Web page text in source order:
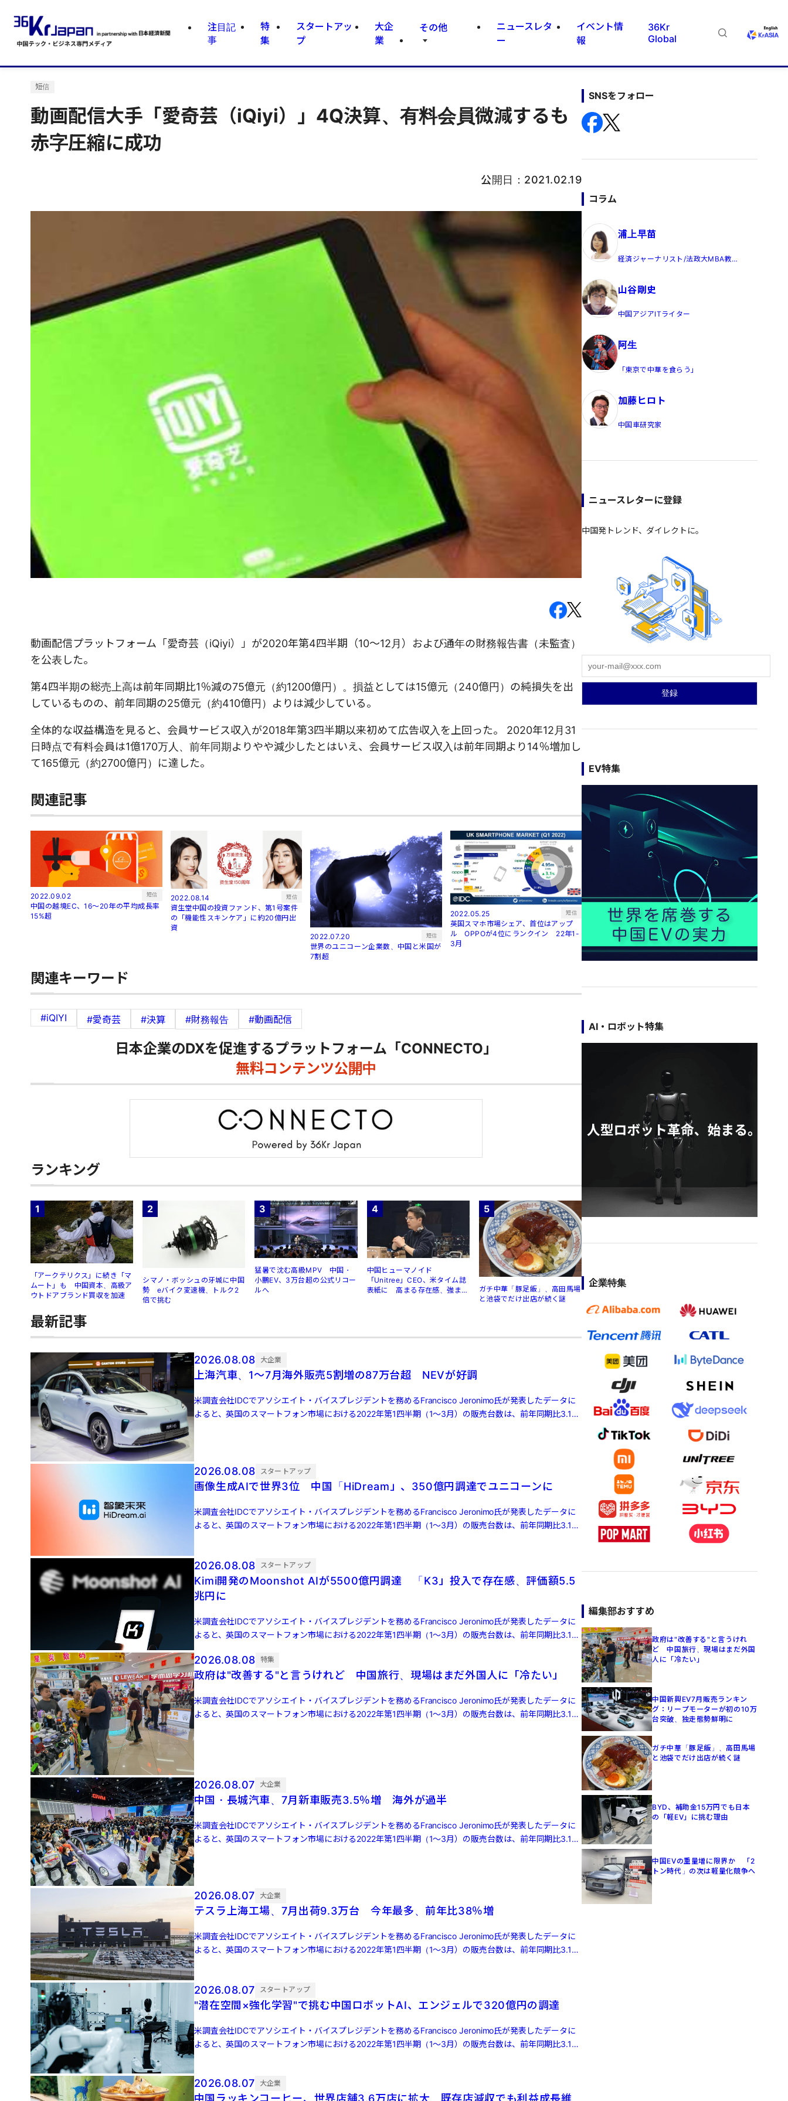
注目記
事
特
集
スタートアッ
プ
大企
業
その他
ニュースレタ
ー
イベント情
報
36Kr
Global
短信
動画配信大手「愛奇芸（iQiyi）」4Q決算、有料会員微減するも
赤字圧縮に成功
公開日： 2021.02.19
動画配信プラットフォーム「愛奇芸（iQiyi）」が2020年第4四半期（10～12月）および通年の財務報告書（未監査）
を公表した。
第4四半期の総売上高は前年同期比1％減の75億元（約1200億円）。損益としては15億元（240億円）の純損失を出
しているものの、前年同期の25億元（約410億円）よりは減少している。
全体的な収益構造を見ると、会員サービス収入が2018年第3四半期以来初めて広告収入を上回った。 2020年12月31
日時点で有料会員は1億170万人、前年同期よりやや減少したとはいえ、会員サービス収入は前年同期より14％増加し
て165億元（約2700億円）に達した。
関連記事
2022.09.02 短信
中国の越境EC、16～20年の平均成長率
15%超
2022.08.14 短信
資生堂中国の投資ファンド、第1号案件
の「機能性スキンケア」に約20億円出
資
2022.07.20
短信
世界のユニコーン企業数、中国と米国が
7割超
2022.05.25 短信
英国スマホ市場シェア、首位はアップ
ル OPPOが4位にランクイン 22年1-
3月
関連キーワード
#iQIYI #愛奇芸 #決算 #財務報告 #動画配信
日本企業のDXを促進するプラットフォーム「CONNECTO」
無料コンテンツ公開中
ランキング
1
「アークテリクス」に続き「マ
ムート」も 中国資本、高級ア
ウトドアブランド買収を加速
2
シマノ・ボッシュの牙城に中国
勢 eバイク変速機、トルク2
倍で挑む
3
猛暑で沈む高級MPV 中国・
小鵬EV、3万台超の公式リコー
ルへ
4
中国ヒューマノイド
「Unitree」CEO、米タイム誌
表紙に 高まる存在感、強まる
5
ガチ中華「豚足飯」、高田馬場
と池袋でだけ出店が続く謎
最新記事
2026.08.08 大企業
上海汽車、1～7月海外販売5割増の87万台超 NEVが好調
米調査会社IDCでアソシエイト・バイスプレジデントを務めるFrancisco Jeronimo氏が発表したデータに
よると、英国のスマートフォン市場における2022年第1四半期（1～3月）の販売台数は、前年同期比3.1%
増 […]
2026.08.08 スタートアップ
画像生成AIで世界3位 中国「HiDream」、350億円調達でユニコーンに
米調査会社IDCでアソシエイト・バイスプレジデントを務めるFrancisco Jeronimo氏が発表したデータに
よると、英国のスマートフォン市場における2022年第1四半期（1～3月）の販売台数は、前年同期比3.1%
2026.08.08 スタートアップ
Kimi開発のMoonshot AIが5500億円調達 「K3」投入で存在感、評価額5.5
兆円に
米調査会社IDCでアソシエイト・バイスプレジデントを務めるFrancisco Jeronimo氏が発表したデータに
よると、英国のスマートフォン市場における2022年第1四半期（1～3月）の販売台数は、前年同期比3.1%
増 […]
2026.08.08 特集
政府は"改善する"と言うけれど 中国旅行、現場はまだ外国人に「冷たい」
米調査会社IDCでアソシエイト・バイスプレジデントを務めるFrancisco Jeronimo氏が発表したデータに
よると、英国のスマートフォン市場における2022年第1四半期（1～3月）の販売台数は、前年同期比3.1%
増 […]
2026.08.07 大企業
中国・長城汽車、7月新車販売3.5％増 海外が過半
米調査会社IDCでアソシエイト・バイスプレジデントを務めるFrancisco Jeronimo氏が発表したデータに
よると、英国のスマートフォン市場における2022年第1四半期（1～3月）の販売台数は、前年同期比3.1%
増 […]
2026.08.07 大企業
テスラ上海工場、7月出荷9.3万台 今年最多、前年比38％増
米調査会社IDCでアソシエイト・バイスプレジデントを務めるFrancisco Jeronimo氏が発表したデータに
よると、英国のスマートフォン市場における2022年第1四半期（1～3月）の販売台数は、前年同期比3.1%
増 […]
2026.08.07 スタートアップ
"潜在空間×強化学習"で挑む中国ロボットAI、エンジェルで320億円の調達
米調査会社IDCでアソシエイト・バイスプレジデントを務めるFrancisco Jeronimo氏が発表したデータに
よると、英国のスマートフォン市場における2022年第1四半期（1～3月）の販売台数は、前年同期比3.1%
増 […]
2026.08.07 大企業
中国ラッキンコーヒー、世界店舗3.6万店に拡大 既存店減収でも利益成長維
SNSをフォロー
コラム
浦上早苗
経済ジャーナリスト/法政大MBA教
山谷剛史
中国アジアITライター
阿生
「東京で中華を食らう」
加藤ヒロト
中国車研究家
ニュースレターに登録
中国発トレンド、ダイレクトに。
EV特集
AI・ロボット特集
企業特集
編集部おすすめ
政府は"改善する"と言うけれ
ど 中国旅行、現場はまだ外国
人に「冷たい」
中国新興EV7月販売ランキン
グ：リープモーターが初の10万
台突破、独走態勢鮮明に
ガチ中華「豚足飯」、高田馬場
と池袋でだけ出店が続く謎
BYD、補助金15万円でも日本
の「軽EV」に挑む理由
中国EVの重量増に限界か 「2
トン時代」の次は軽量化競争へ